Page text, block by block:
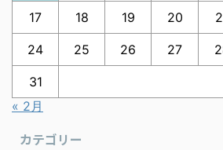
17 18 19 20
24 25 26 27
31
« 2月
カテゴリー